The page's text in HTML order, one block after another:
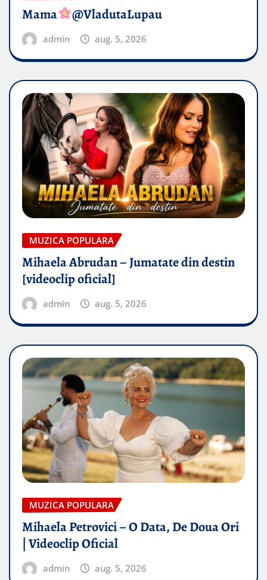
Mama @VladutaLupau
admin aug. 5, 2026
MUZICA POPULARA
Mihaela Abrudan – Jumatate din destin
[videoclip oficial]
admin aug. 5, 2026
MUZICA POPULARA
Mihaela Petrovici – O Data, De Doua Ori
| Videoclip Oficial
admin aug. 5, 2026